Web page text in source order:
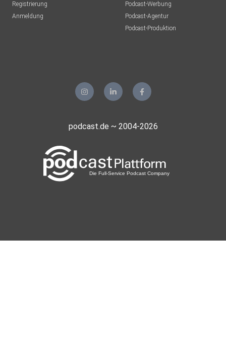
Registrierung
Anmeldung
Podcast-Werbung
Podcast-Agentur
Podcast-Produktion
podcast.de ~ 2004-2026